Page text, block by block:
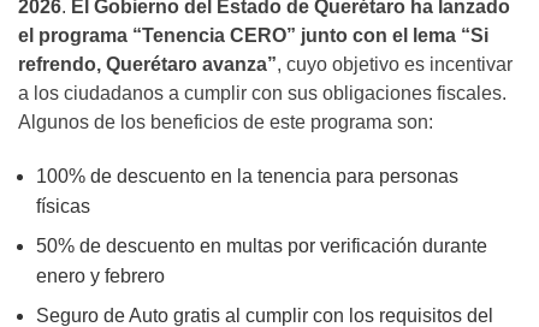
2026. El Gobierno del Estado de Querétaro ha lanzado
el programa “Tenencia CERO” junto con el lema “Si
refrendo, Querétaro avanza”, cuyo objetivo es incentivar
a los ciudadanos a cumplir con sus obligaciones fiscales.
Algunos de los beneficios de este programa son:
100% de descuento en la tenencia para personas
físicas
50% de descuento en multas por verificación durante
enero y febrero
Seguro de Auto gratis al cumplir con los requisitos del